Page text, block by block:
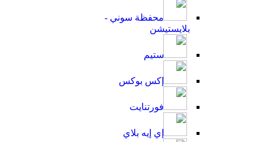
محفظة سوني -
بلايستيشن
ستيم
إكس بوكس
فورتنايت
إي إيه بلاي